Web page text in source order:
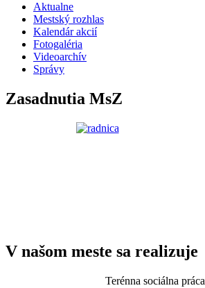
Aktualne
Mestský rozhlas
Kalendár akcií
Fotogaléria
Videoarchív
Správy
Zasadnutia MsZ
V našom meste sa realizuje
Terénna sociálna práca